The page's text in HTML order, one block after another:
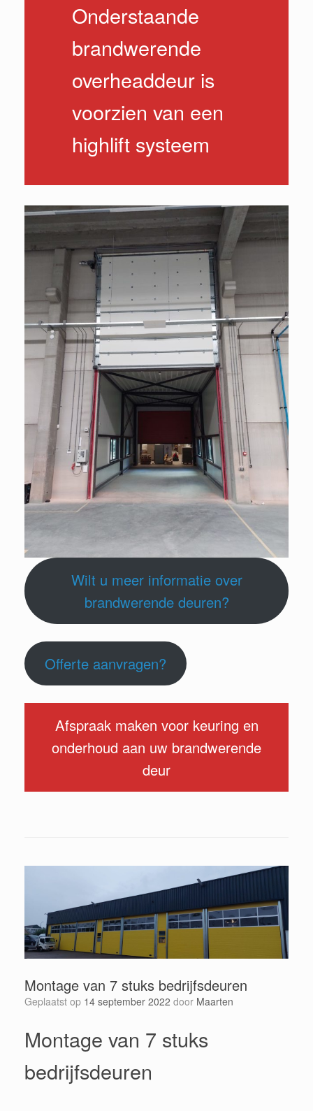
Onderstaande
brandwerende
overheaddeur is
voorzien van een
highlift systeem
Wilt u meer informatie over
brandwerende deuren?
Offerte aanvragen?
Afspraak maken voor keuring en
onderhoud aan uw brandwerende
deur
Montage van 7 stuks bedrijfsdeuren
Geplaatst op 14 september 2022 door Maarten
Montage van 7 stuks
bedrijfsdeuren